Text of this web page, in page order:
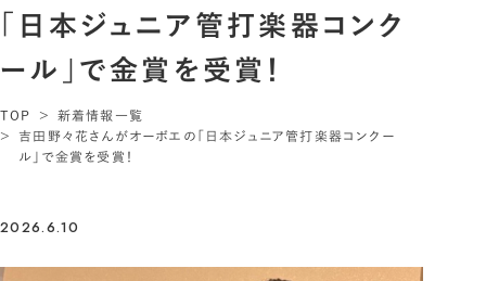
「日本ジュニア管打楽器コンク
ール」で金賞を受賞！
TOP
新着情報一覧
吉田野々花さんがオーボエの「日本ジュニア管打楽器コンクー
ル」で金賞を受賞！
2026.6.10